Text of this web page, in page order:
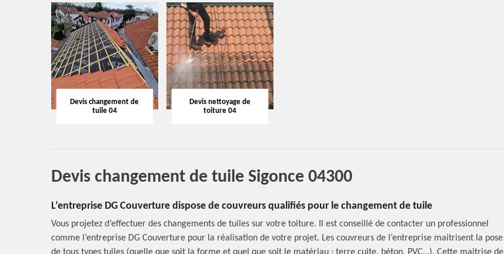
Devis changement de
tuile 04
Devis nettoyage de
toiture 04
Devis changement de tuile Sigonce 04300
L’entreprise DG Couverture dispose de couvreurs qualifiés pour le changement de tuile
Vous projetez d’effectuer des changements de tuiles sur votre toiture. Il est conseillé de contacter un professionnel
comme l’entreprise DG Couverture pour la réalisation de votre projet. Les couvreurs de l’entreprise maitrisent la pose